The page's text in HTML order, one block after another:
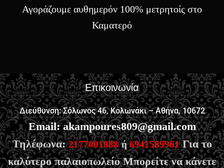
Αγοράζουμε αυθημερόν 100% μετρητοίς στο
Καματερό
Επικοινωνία
Διεύθυνση: Σόλωνος 46, Κολωνάκι – Αθήνα, 10672
Email: akampoures809@gmail.com
Τηλέφωνα: 2177001888 ή6941589961Για το
καλύτερο παλαιοπωλείο Μπορείτε να κάνετε